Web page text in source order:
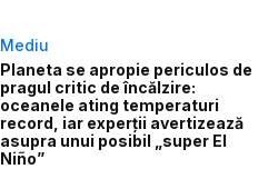
Mediu
Planeta se apropie periculos de
pragul critic de încălzire:
oceanele ating temperaturi
record, iar experții avertizează
asupra unui posibil „super El
Niño”